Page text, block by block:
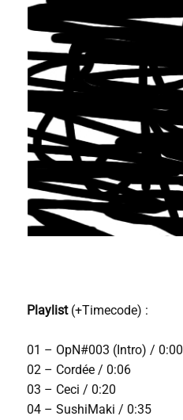
Playlist (+Timecode) :
01 – OpN#003 (Intro) / 0:00
02 – Cordée / 0:06
03 – Ceci / 0:20
04 – SushiMaki / 0:35